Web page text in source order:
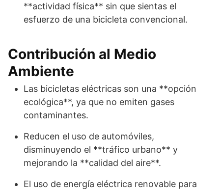
**actividad física** sin que sientas el
esfuerzo de una bicicleta convencional.
Contribución al Medio
Ambiente
Las bicicletas eléctricas son una **opción
ecológica**, ya que no emiten gases
contaminantes.
Reducen el uso de automóviles,
disminuyendo el **tráfico urbano** y
mejorando la **calidad del aire**.
El uso de energía eléctrica renovable para